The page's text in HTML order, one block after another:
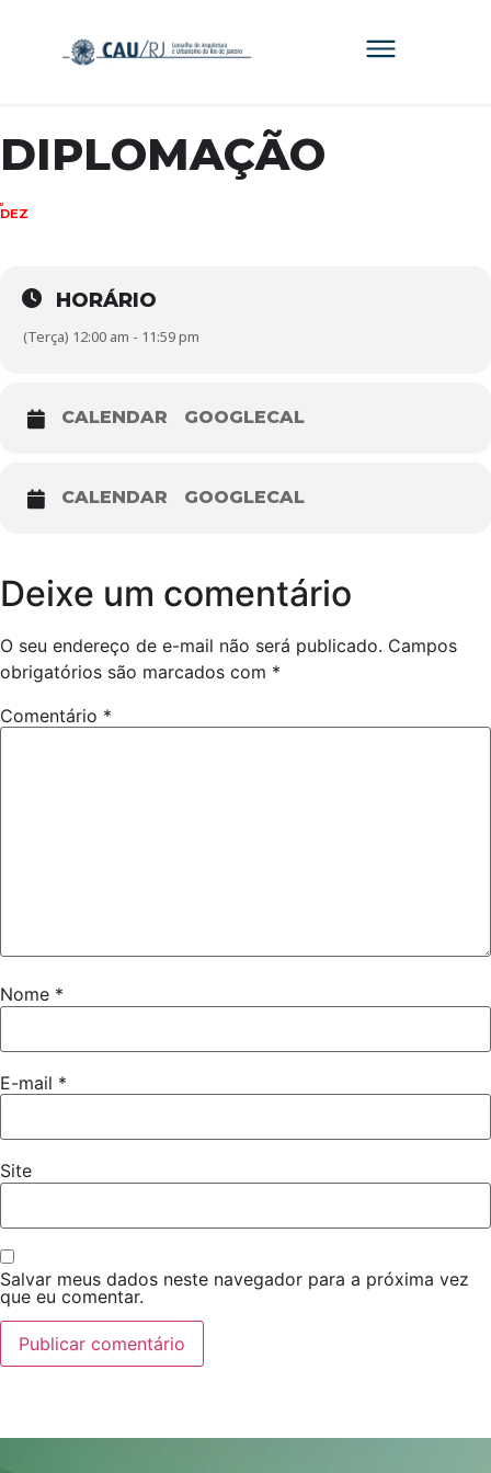
DIPLOMAÇÃO
12
DEZ
HORÁRIO
(Terça) 12:00 am - 11:59 pm
CALENDAR GOOGLECAL
CALENDAR GOOGLECAL
Deixe um comentário
O seu endereço de e-mail não será publicado. Campos
obrigatórios são marcados com *
Comentário *
Nome *
E-mail *
Site
Salvar meus dados neste navegador para a próxima vez
que eu comentar.